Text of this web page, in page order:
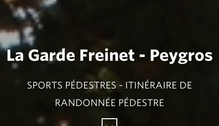
La Garde Freinet - Peygros
SPORTS PÉDESTRES - ITINÉRAIRE DE
RANDONNÉE PÉDESTRE